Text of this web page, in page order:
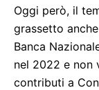
Oggi però, il
grassetto
Banca
nel 2022 e non
contributi a